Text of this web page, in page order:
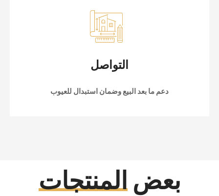
التواصل
دعم ما بعد البيع وضمان استبدال للعيوب
بعضالمنتجات